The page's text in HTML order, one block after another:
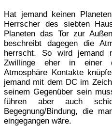
Hat jemand keinen
Herrscher des siebten
Planeten das Tor zur
beschreibt dagegen die
herrscht. So wird jemand
Zwillinge eher in einer
Atmosphäre Kontakte
jemand mit dem DC im
seinem Gegenüber sein
führen aber auch
Begegnung/Bindung, die
eingegangen wäre.